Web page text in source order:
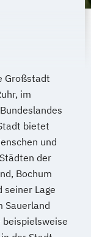
Großstadt
im
bietet
und
der
Bochum
seiner Lage
Sauerland